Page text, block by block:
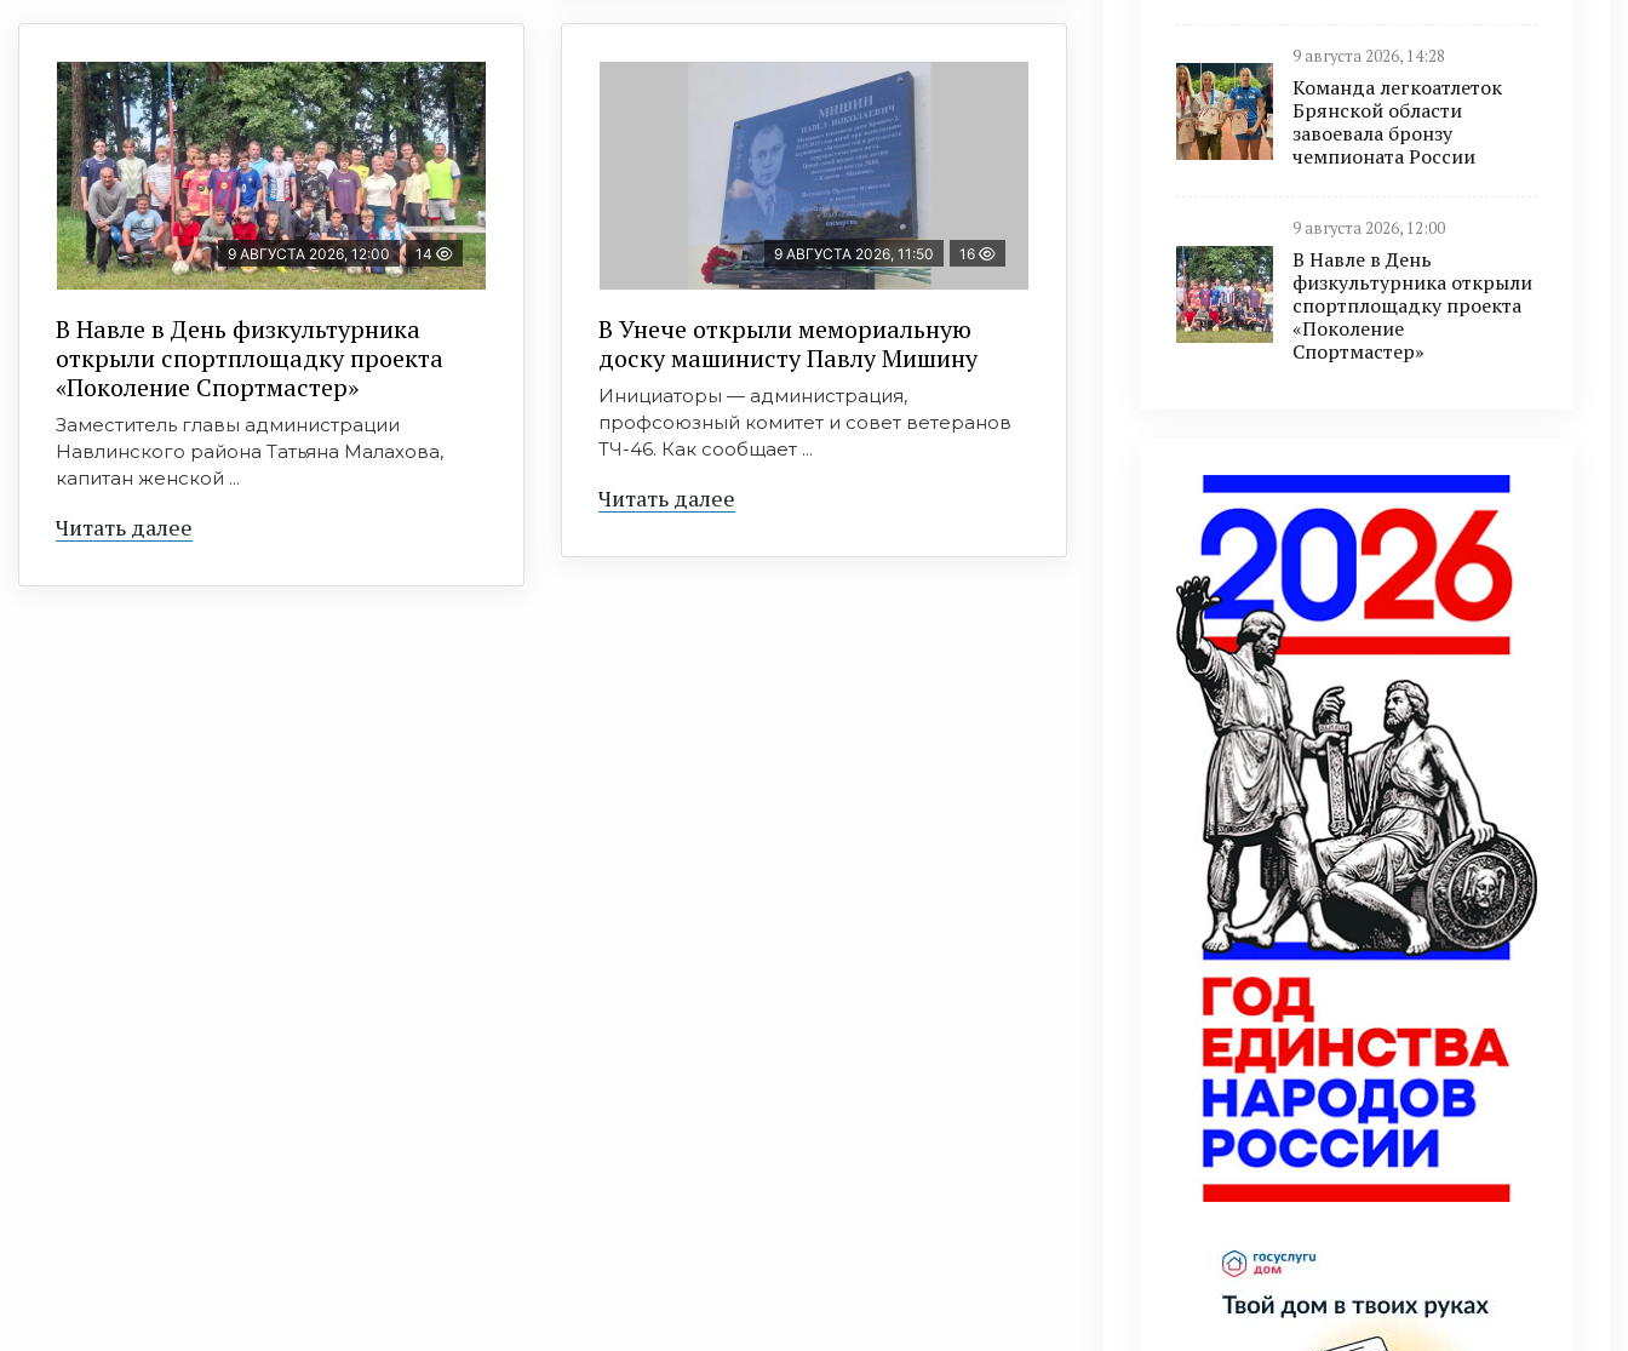
9 АВГУСТА 2026, 12:00 14
В Навле в День физкультурника
открыли спортплощадку проекта
«Поколение Спортмастер»
Заместитель главы администрации
Навлинского района Татьяна Малахова,
капитан женской ...
Читать далее
9 АВГУСТА 2026, 11:50 16
В Унече открыли мемориальную
доску машинисту Павлу Мишину
Инициаторы — администрация,
профсоюзный комитет и совет ветеранов
ТЧ-46. Как сообщает ...
Читать далее
9 августа 2026, 14:28
Команда легкоатлеток
Брянской области
завоевала бронзу
чемпионата России
9 августа 2026, 12:00
В Навле в День
физкультурника открыли
спортплощадку проекта
«Поколение
Спортмастер»